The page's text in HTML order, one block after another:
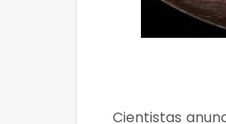
Cientistas